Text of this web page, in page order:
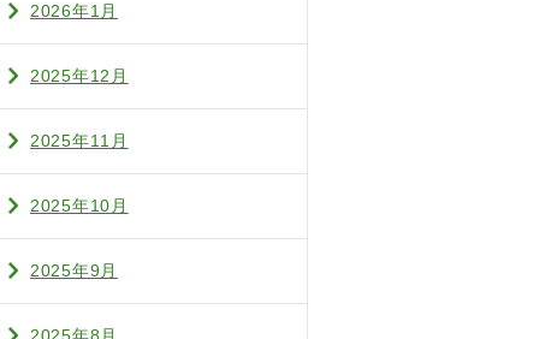
2026年1月
2025年12月
2025年11月
2025年10月
2025年9月